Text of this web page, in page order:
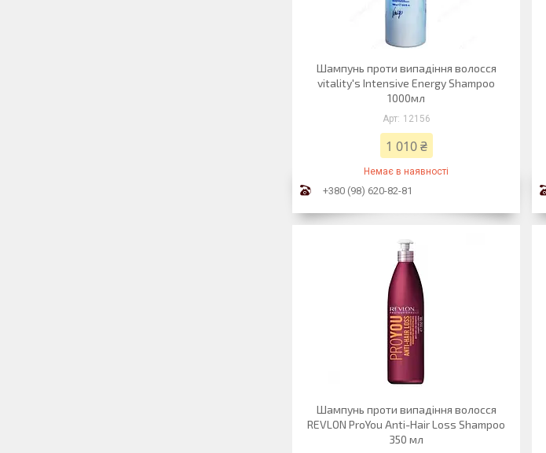
Шампунь проти випадіння волосся
vitality's Intensive Energy Shampoo
1000мл
12156
1 010 ₴
Немає в наявності
+380 (98) 620-82-81
Шампунь проти випадіння волосся
REVLON ProYou Anti-Hair Loss Shampoo
350 мл